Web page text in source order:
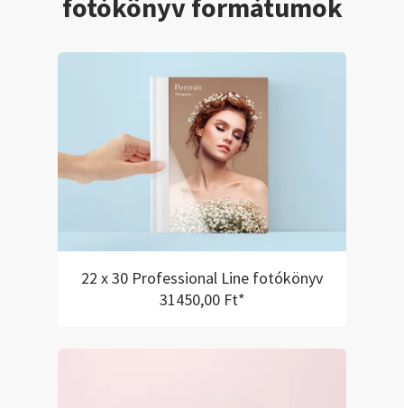
lapozgatásuk.
fotókönyv formátumok
22 x 30 Professional Line fotókönyv
31450,00 Ft*